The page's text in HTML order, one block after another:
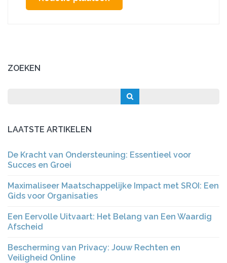
ZOEKEN
LAATSTE ARTIKELEN
De Kracht van Ondersteuning: Essentieel voor
Succes en Groei
Maximaliseer Maatschappelijke Impact met SROI: Een
Gids voor Organisaties
Een Eervolle Uitvaart: Het Belang van Een Waardig
Afscheid
Bescherming van Privacy: Jouw Rechten en
Veiligheid Online